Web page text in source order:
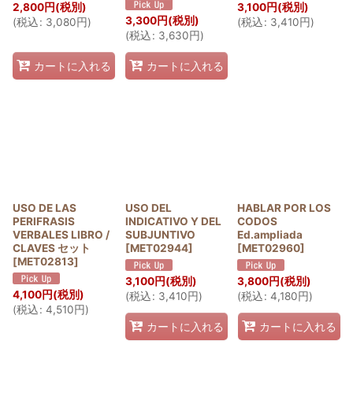
2,800円(税別)
(税込: 3,080円)
カートに入れる
3,300円(税別)
(税込: 3,630円)
カートに入れる
3,100円(税別)
(税込: 3,410円)
USO DE LAS
PERIFRASIS
VERBALES LIBRO /
CLAVES セット
[MET02813]
4,100円(税別)
(税込: 4,510円)
USO DEL
INDICATIVO Y DEL
SUBJUNTIVO
[MET02944]
3,100円(税別)
(税込: 3,410円)
カートに入れる
HABLAR POR LOS
CODOS
Ed.ampliada
[MET02960]
3,800円(税別)
(税込: 4,180円)
カートに入れる